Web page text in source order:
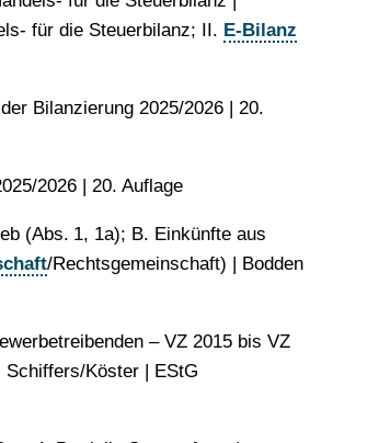
für die Steuerbilanz; II. E-Bilanz
Bilanzierung 2025/​​2026 | 20.
​​2026 | 20. Auflage
(Abs. 1, 1a); B. Einkünfte aus
/Rechtsgemeinschaft) | Bodden
– VZ 2015 bis VZ
Köster | EStG